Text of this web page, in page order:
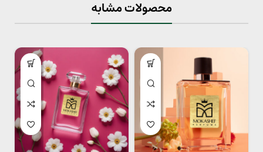
محصولات مشابه